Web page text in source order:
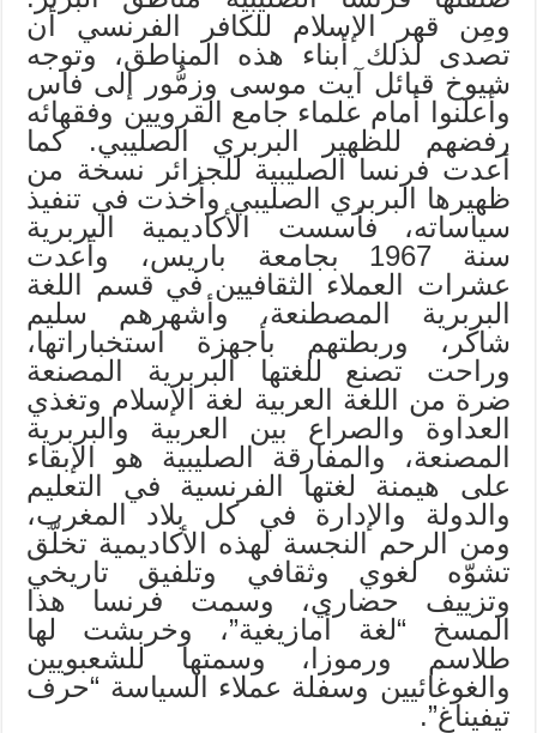
ومِن قهر الإسلام للكافر الفرنسي أن
تصدى لذلك أبناء هذه المناطق، وتوجه
شيوخ قبائل آيت موسى وزمُّور إلى فاس
وأعلنوا أمام علماء جامع القرويين وفقهائه
رفضهم للظهير البربري الصليبي. كما
أعدت فرنسا الصليبية للجزائر نسخة من
ظهيرها البربري الصليبي وأخذت في تنفيذ
سياساته، فأسست الأكاديمية البربرية
سنة 1967 بجامعة باريس، وأعدت
عشرات العملاء الثقافيين في قسم اللغة
البربرية المصطنعة، وأشهرهم سليم
شاكر، وربطتهم بأجهزة استخباراتها،
وراحت تصنع للغتها البربرية المصنعة
ضرة من اللغة العربية لغة الإسلام وتغذي
العداوة والصراع بين العربية والبربرية
المصنعة، والمفارقة الصليبية هو الإبقاء
على هيمنة لغتها الفرنسية في التعليم
والدولة والإدارة في كل بلاد المغرب،
ومن الرحم النجسة لهذه الأكاديمية تخلّق
تشوّه لغوي وثقافي وتلفيق تاريخي
وتزييف حضاري، وسمت فرنسا هذا
المسخ “لغة أمازيغية”، وخربشت لها
طلاسم ورموزا، وسمتها للشعبويين
والغوغائيين وسفلة عملاء السياسة “حرف
تيفيناغ”.